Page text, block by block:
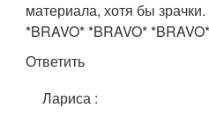
материала, хотя бы зрачки.
*BRAVO* *BRAVO*
Ответить
Лариса :